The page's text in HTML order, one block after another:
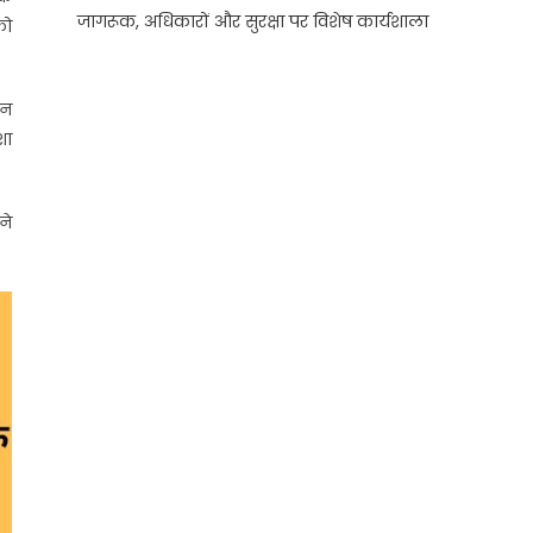
जागरूक, अधिकारों और सुरक्षा पर विशेष कार्यशाला